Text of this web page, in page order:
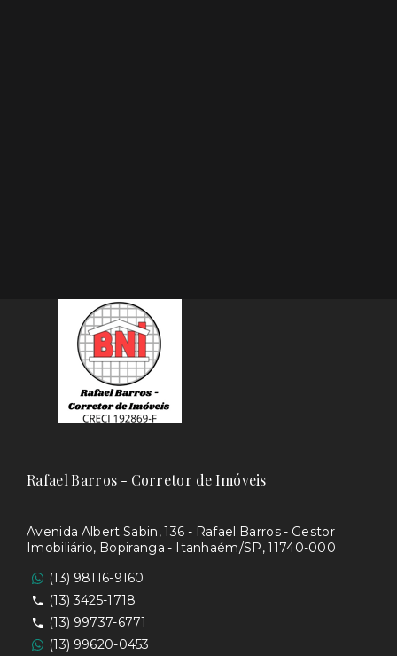
Rafael Barros - Corretor de Imóveis
Avenida Albert Sabin, 136 - Rafael Barros - Gestor
Imobiliário, Bopiranga - Itanhaém/SP, 11740-000
(13) 98116-9160
(13) 3425-1718
(13) 99737-6771
(13) 99620-0453